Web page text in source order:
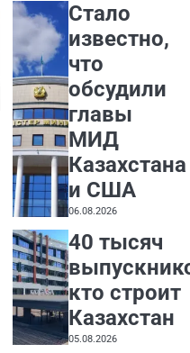
Стало
известно,
что
обсудили
главы
МИД
Казахстана
и США
06.08.2026
40 тысяч
кто строит
Казахстан
05.08.2026